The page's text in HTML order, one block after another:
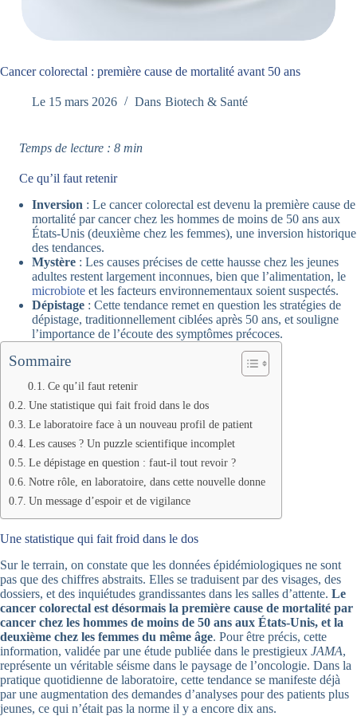
Cancer colorectal : première cause de mortalité avant 50 ans
Le 15 mars 2026 Dans Biotech & Santé
Temps de lecture : 8 min
Ce qu’il faut retenir
Inversion : Le cancer colorectal est devenu la première cause de
mortalité par cancer chez les hommes de moins de 50 ans aux
États-Unis (deuxième chez les femmes), une inversion historique
des tendances.
Mystère : Les causes précises de cette hausse chez les jeunes
adultes restent largement inconnues, bien que l’alimentation, le
microbiote et les facteurs environnementaux soient suspectés.
Dépistage : Cette tendance remet en question les stratégies de
dépistage, traditionnellement ciblées après 50 ans, et souligne
l’importance de l’écoute des symptômes précoces.
Sommaire
Ce qu’il faut retenir
Une statistique qui fait froid dans le dos
Le laboratoire face à un nouveau profil de patient
Les causes ? Un puzzle scientifique incomplet
Le dépistage en question : faut-il tout revoir ?
Notre rôle, en laboratoire, dans cette nouvelle donne
Un message d’espoir et de vigilance
Une statistique qui fait froid dans le dos
Sur le terrain, on constate que les données épidémiologiques ne sont
pas que des chiffres abstraits. Elles se traduisent par des visages, des
dossiers, et des inquiétudes grandissantes dans les salles d’attente. Le
cancer colorectal est désormais la première cause de mortalité par
cancer chez les hommes de moins de 50 ans aux États-Unis, et la
deuxième chez les femmes du même âge. Pour être précis, cette
information, validée par une étude publiée dans le prestigieux JAMA,
représente un véritable séisme dans le paysage de l’oncologie. Dans la
pratique quotidienne de laboratoire, cette tendance se manifeste déjà
par une augmentation des demandes d’analyses pour des patients plus
jeunes, ce qui n’était pas la norme il y a encore dix ans.